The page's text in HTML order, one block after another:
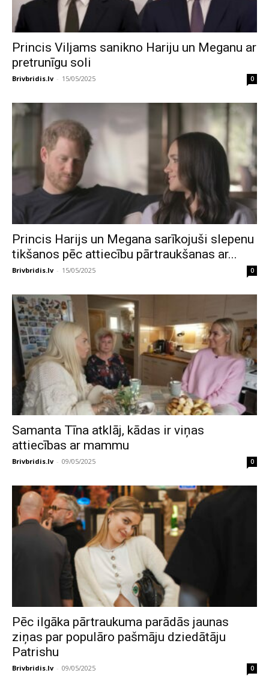
Princis Viljams sanikno Hariju un Meganu ar
pretrunīgu soli
Brivbridis.lv - 15/05/2025 0
Princis Harijs un Megana sarīkojuši slepenu
tikšanos pēc attiecību pārtraukšanas ar...
Brivbridis.lv - 15/05/2025 0
Samanta Tīna atklāj, kādas ir viņas
attiecības ar mammu
Brivbridis.lv - 09/05/2025 0
Pēc ilgāka pārtraukuma parādās jaunas
ziņas par populāro pašmāju dziedātāju
Patrishu
Brivbridis.lv - 09/05/2025 0